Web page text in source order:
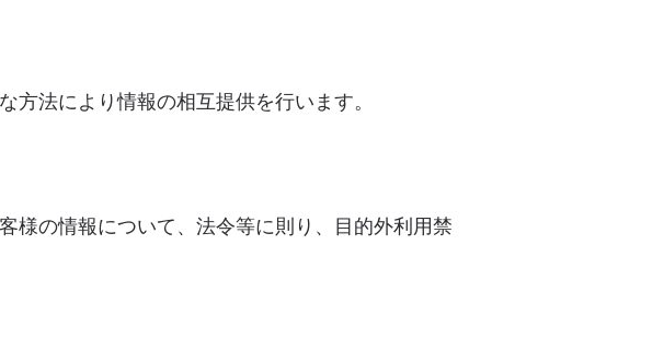
法により情報の相互提供を行います。
様の情報について、法令等に則り、目的外利用禁